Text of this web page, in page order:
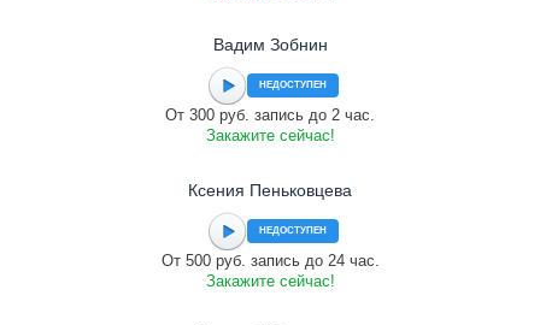
Вадим Зобнин
НЕДОСТУПЕН
От 300 руб. запись до 2 час.
Закажите сейчас!
Ксения Пеньковцева
НЕДОСТУПЕН
От 500 руб. запись до 24 час.
Закажите сейчас!